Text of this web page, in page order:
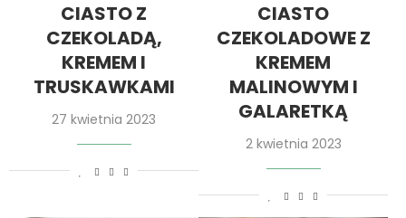
CIASTO Z
CZEKOLADĄ,
KREMEM I
TRUSKAWKAMI
27 kwietnia 2023
CIASTO
CZEKOLADOWE Z
KREMEM
MALINOWYM I
GALARETKĄ
2 kwietnia 2023